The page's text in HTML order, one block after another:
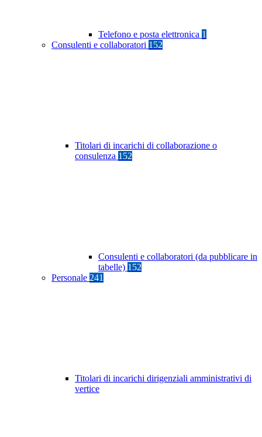
Telefono e posta elettronica 1
Consulenti e collaboratori 152
Titolari di incarichi di collaborazione o
consulenza 152
Consulenti e collaboratori (da pubblicare in
tabelle) 152
Personale 241
Titolari di incarichi dirigenziali amministrativi di
vertice